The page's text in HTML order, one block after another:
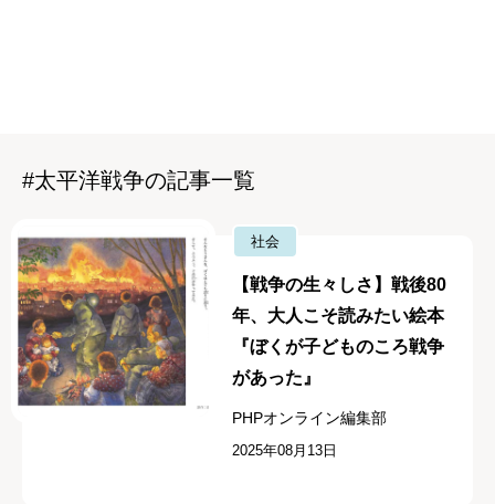
#太平洋戦争の記事一覧
社会
【戦争の生々しさ】戦後80
年、大人こそ読みたい絵本
『ぼくが子どものころ戦争
があった』
PHPオンライン編集部
2025年08月13日